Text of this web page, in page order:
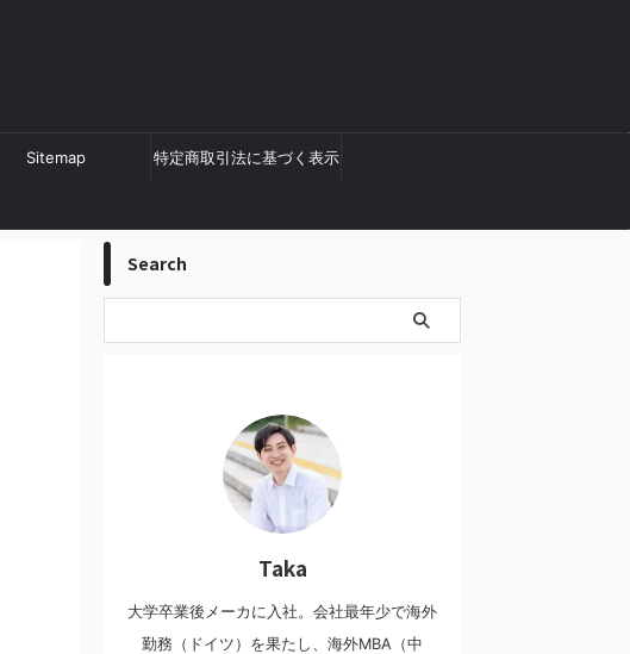
Sitemap 特定商取引法に基づく表示
Search
Taka
大学卒業後メーカに入社。会社最年少で海外
勤務（ドイツ）を果たし、海外MBA（中